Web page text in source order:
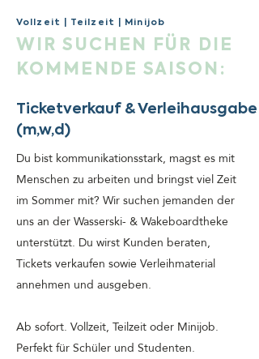
Vollzeit | Teilzeit | Minijob
WIR SUCHEN FÜR DIE
KOMMENDE SAISON:
Ticketverkauf & Verleihausgabe
(m,w,d)
Du bist kommunikationsstark, magst es mit
Menschen zu arbeiten und bringst viel Zeit
im Sommer mit? Wir suchen jemanden der
uns an der Wasserski- & Wakeboardtheke
unterstützt. Du wirst Kunden beraten,
Tickets verkaufen sowie Verleihmaterial
annehmen und ausgeben.
Ab sofort. Vollzeit, Teilzeit oder Minijob.
Perfekt für Schüler und Studenten.